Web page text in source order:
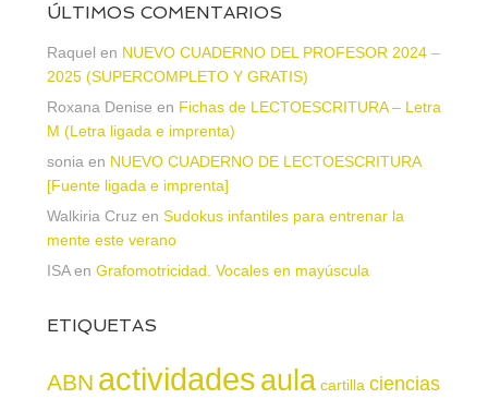
ÚLTIMOS COMENTARIOS
Raquel en NUEVO CUADERNO DEL PROFESOR 2024 –
2025 (SUPERCOMPLETO Y GRATIS)
Roxana Denise en Fichas de LECTOESCRITURA – Letra
M (Letra ligada e imprenta)
sonia en NUEVO CUADERNO DE LECTOESCRITURA
[Fuente ligada e imprenta]
Walkiria Cruz en Sudokus infantiles para entrenar la
mente este verano
ISAen Grafomotricidad. Vocales en mayúscula
ETIQUETAS
ABN actividadesaula cartilla ciencias